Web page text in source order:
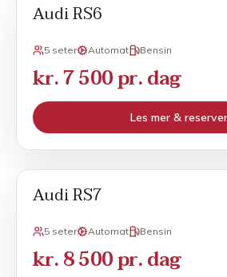
POPULÆR
Audi RS6
5 seter Automat Bensin
kr. 7 500 pr. dag
Les mer & reserver
POPULÆR
Audi RS7
5 seter Automat Bensin
kr. 8 500 pr. dag